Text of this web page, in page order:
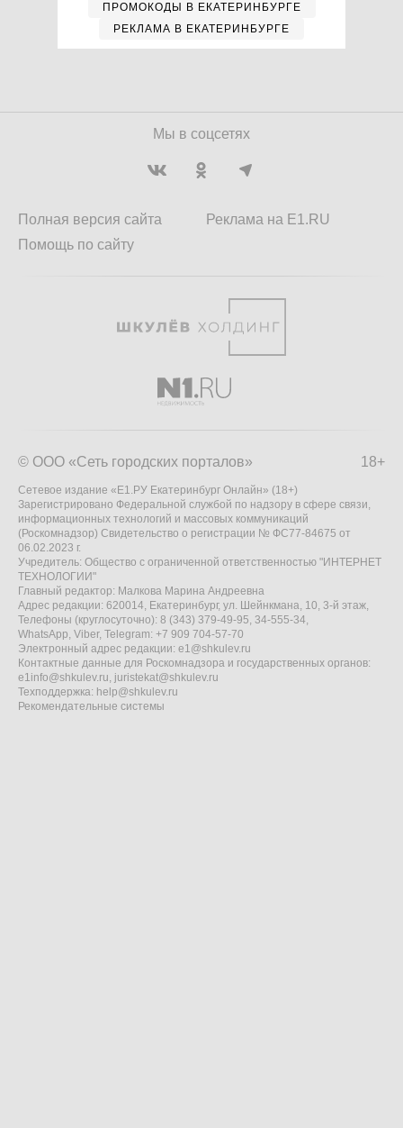
ПРОМОКОДЫ В ЕКАТЕРИНБУРГЕ
РЕКЛАМА В ЕКАТЕРИНБУРГЕ
Мы в соцсетях
Полная версия сайта
Помощь по сайту
Реклама на E1.RU
18+
© ООО «Сеть городских порталов»
Сетевое издание «Е1.РУ Екатеринбург Онлайн» (18+)
Зарегистрировано Федеральной службой по надзору в сфере связи,
информационных технологий и массовых коммуникаций
(Роскомнадзор) Свидетельство о регистрации № ФС77-84675 от
06.02.2023 г.
Учредитель: Общество с ограниченной ответственностью "ИНТЕРНЕТ
ТЕХНОЛОГИИ"
Главный редактор: Малкова Марина Андреевна
Адрес редакции: 620014, Екатеринбург, ул. Шейнкмана, 10, 3-й этаж,
Телефоны (круглосуточно): 8 (343) 379-49-95, 34-555-34,
WhatsApp, Viber, Telegram: +7 909 704-57-70
Электронный адрес редакции: e1@shkulev.ru
Контактные данные для Роскомнадзора и государственных органов:
e1info@shkulev.ru, juristekat@shkulev.ru
Техподдержка: help@shkulev.ru
Рекомендательные системы